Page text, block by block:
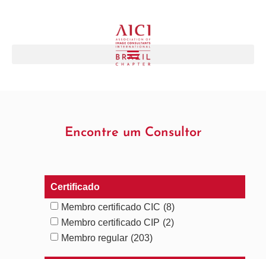
Encontre um Consultor
Certificado
Membro certificado CIC (8)
Membro certificado CIP (2)
Membro regular (203)